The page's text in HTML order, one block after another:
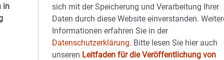
in
sich mit der Speicherung und Verarbeitung Ihrer
Daten durch diese Website einverstanden.
Informationen erfahren Sie in der
Datenschutzerklärung. Bitte lesen Sie hier auch
unseren Leitfaden für die Veröffentlichung von